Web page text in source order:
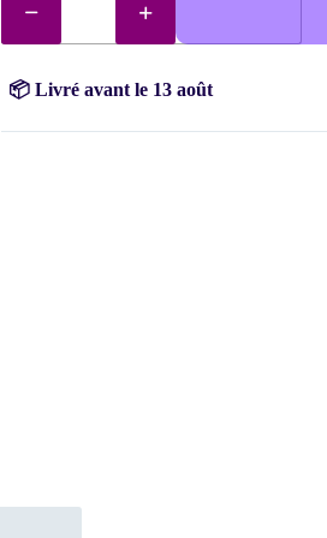
AB
(Bleu
📦 Livré avant le 13 août